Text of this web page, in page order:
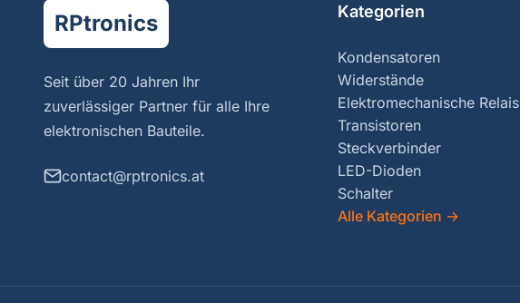
RPtronics
Seit über 20 Jahren Ihr
zuverlässiger Partner für alle Ihre
elektronischen Bauteile.
contact@rptronics.at
Kategorien
Kondensatoren
Widerstände
Elektromechanische Relais
Transistoren
Steckverbinder
LED-Dioden
Schalter
Alle Kategorien →